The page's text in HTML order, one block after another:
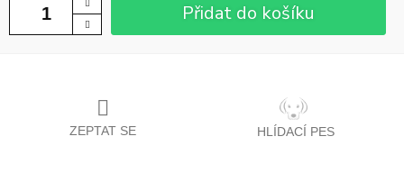
Přidat do košíku
ZEPTAT SE HLÍDACÍ PES